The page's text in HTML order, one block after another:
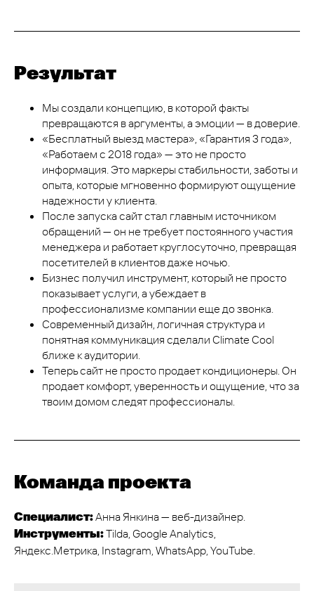
Результат
Мы создали концепцию, в которой факты
превращаются в аргументы, а эмоции — в доверие.
«Бесплатный выезд мастера», «Гарантия 3 года»,
«Работаем с 2018 года» — это не просто
информация. Это маркеры стабильности, заботы и
опыта, которые мгновенно формируют ощущение
надежности у клиента.
После запуска сайт стал главным источником
обращений — он не требует постоянного участия
менеджера и работает круглосуточно, превращая
посетителей в клиентов даже ночью.
Бизнес получил инструмент, который не просто
показывает услуги, а убеждает в
профессионализме компании еще до звонка.
Современный дизайн, логичная структура и
понятная коммуникация сделали Climate Cool
ближе к аудитории.
Теперь сайт не просто продает кондиционеры. Он
продает комфорт, уверенность и ощущение, что за
твоим домом следят профессионалы.
Команда проекта
Специалист:Анна Янкина — веб-дизайнер.
Инструменты:Tilda, Google Analytics,
Яндекс.Метрика, Instagram, WhatsApp, YouTube.